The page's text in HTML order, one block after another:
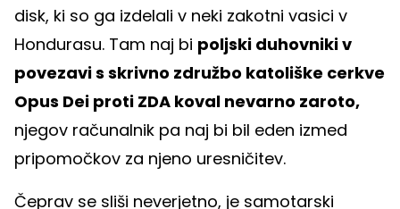
disk, ki so ga izdelali v neki zakotni vasici v
Hondurasu. Tam naj bi poljski duhovniki v
povezavi s skrivno združbo katoliške cerkve
Opus Dei proti ZDA koval nevarno zaroto,
njegov računalnik pa naj bi bil eden izmed
pripomočkov za njeno uresničitev.
Čeprav se sliši neverjetno, je samotarski